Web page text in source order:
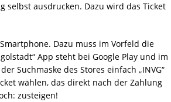
selbst ausdrucken. Dazu wird das Ticket
Dazu muss im Vorfeld die
App steht bei Google Play und im
Suchmaske des Stores einfach „INVG“
wählen, das direkt nach der Zahlung
zusteigen!